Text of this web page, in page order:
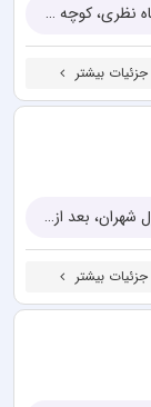
تهران، میرداماد، ضلع جنوبی میدان مادر، خیابان شاه نظری، کوچه ناز آفرین، مجتمع تجاری پویا، طبقه ۴
جزئیات بیشتر
تهران، شهران، بزرگراه آبشناسان، نرسیده به فلکه اول شهران، بعد از خیابان وسک، پلاک 37 واحد 16
جزئیات بیشتر